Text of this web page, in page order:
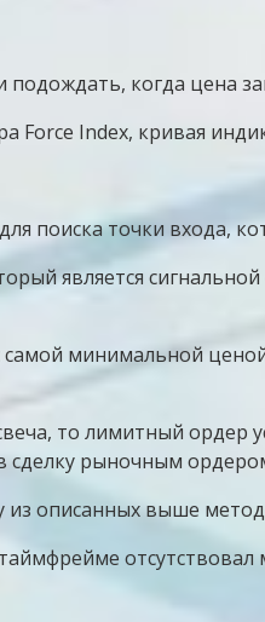
когда цена
Force Index, кривая
поиска точки входа,
является
самой минимальной
то лимитный
рыночным
из описанных выше